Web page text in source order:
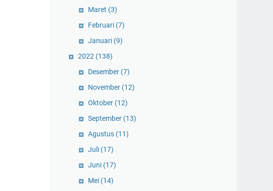
Maret (3)
Februari (7)
Januari (9)
2022 (138)
Desember (7)
November (12)
Oktober (12)
September (13)
Agustus (11)
Juli (17)
Juni (17)
Mei (14)